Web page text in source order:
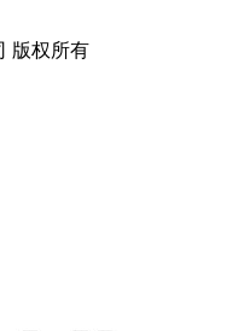
版权所有